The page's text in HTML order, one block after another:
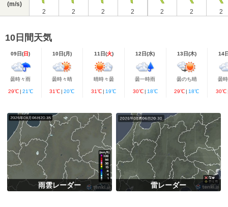
(m/s)
2 2 2 2 2 2 2
10日間天気
09日(日)
曇時々雨
29℃ | 21℃
10日(月 )
曇時々晴
31℃ | 20℃
11日(火)
晴時々曇
31℃ | 19℃
12日(水)
曇一時雨
30℃ | 18℃
13日(木)
曇のち晴
29℃ | 18℃
14
曇
30℃
雨雲レーダー 雷レーダー